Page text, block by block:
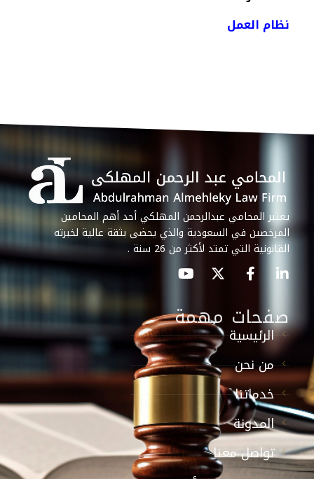
نظام العمل
يعتبر المحامي عبدالرحمن المهلكي أحد أهم المحامين
المرخصين في السعودية والذي يحضى بثقة عالية لخبرته
القانونية التي تمتد لأكثر من 26 سنة .
صفحات مهمة
الرئيسية
من نحن
خدماتنا
المدونة
تواصل معنا